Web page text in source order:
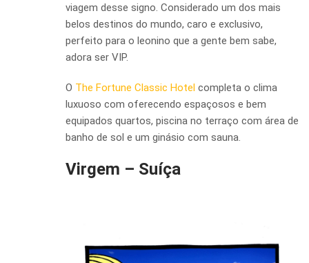
viagem desse signo. Considerado um dos mais
belos destinos do mundo, caro e exclusivo,
perfeito para o leonino que a gente bem sabe,
adora ser VIP.
O The Fortune Classic Hotel completa o clima
luxuoso com oferecendo espaçosos e bem
equipados quartos, piscina no terraço com área de
banho de sol e um ginásio com sauna.
Virgem – Suíça